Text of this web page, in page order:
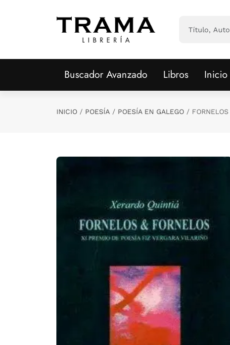
Buscador Avanzado Libros Inicio
INICIO POESÍA POESÍA EN GALEGO